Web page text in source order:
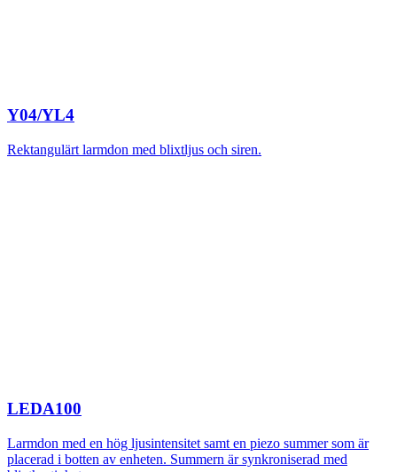
Y04/YL4
Rektangulärt larmdon med blixtljus och siren.
LEDA100
Larmdon med en hög ljusintensitet samt en piezo summer som är
placerad i botten av enheten. Summern är synkroniserad med